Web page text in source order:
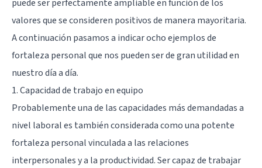
puede ser perfectamente ampliable en función de los
valores que se consideren positivos de manera mayoritaria.
A continuación pasamos a indicar ocho ejemplos de
fortaleza personal que nos pueden ser de gran utilidad en
nuestro día a día.
1. Capacidad de trabajo en equipo
Probablemente una de las capacidades más demandadas a
nivel laboral es también considerada como una potente
fortaleza personal vinculada a las relaciones
interpersonales y a la productividad. Ser capaz de trabajar